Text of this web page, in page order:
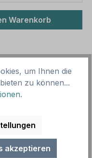
Warenkorb
um Ihnen die
zu können...
.
akzeptieren